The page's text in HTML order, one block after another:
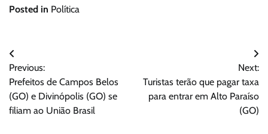
Posted in Política
Navegação
de
Post
Previous:
Prefeitos de Campos Belos
(GO) e Divinópolis (GO) se
filiam ao União Brasil
Next:
Turistas terão que pagar taxa
para entrar em Alto Paraíso
(GO)